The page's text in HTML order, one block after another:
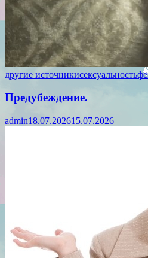
другие источникисексуальность
Предубеждение.
admin18.07.202615.07.2026